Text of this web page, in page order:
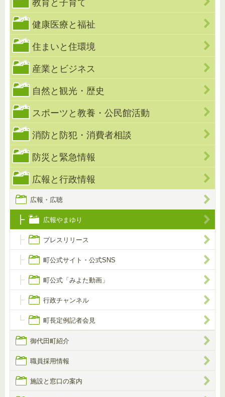
教育と子育て
健康医療と福祉
住まいと住環境
産業とビジネス
自然と観光・歴史
スポーツと教養・公民館活動
消防と防犯・消費者相談
防災と緊急情報
広報と行政情報
広報・広聴
広報やまゆり
プレスリリース
町公式サイト・公式SNS
町公式「みよた動画」
行政チャンネル
町長定例記者会見
御代田町紹介
職員採用情報
施設と窓口の案内